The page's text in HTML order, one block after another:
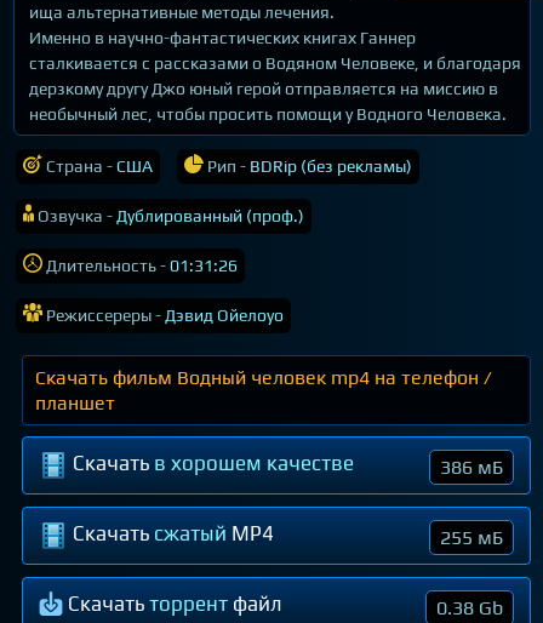
ища альтернативные методы лечения.
Именно в научно-фантастических книгах Ганнер
сталкивается с рассказами о Водяном Человеке, и благодаря
дерзкому другу Джо юный герой отправляется на миссию в
необычный лес, чтобы просить помощи у Водного Человека.
Страна -США Рип - BDRip (без рекламы)
Озвучка - Дублированный (проф.)
Длительность -01:31:26
Режиссереры - Дэвид Ойелоуо
Скачать фильм Водный человек mp4 на телефон /
планшет
Скачать в хорошем качестве 386 мБ
Скачать сжатый MP4 255 мБ
Скачатьторрент файл 0.38 Gb